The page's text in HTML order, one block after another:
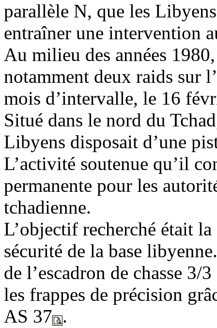
parallèle N, que les
entraîner une intervention
Au milieu des années
notamment deux raids sur
mois d’intervalle, le 16
Situé dans le nord du
Libyens disposait d’une
L’activité soutenue qu’il
permanente pour les
tchadienne.
L’objectif recherché était
sécurité de la base
de l’escadron de chasse 3/
les frappes de précision
AS 37 .